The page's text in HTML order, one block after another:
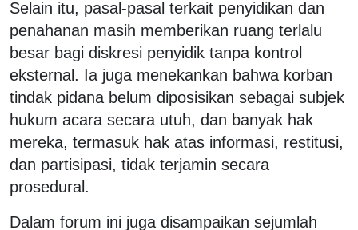
Selain itu, pasal-pasal terkait penyidikan dan
penahanan masih memberikan ruang terlalu
besar bagi diskresi penyidik tanpa kontrol
eksternal. Ia juga menekankan bahwa korban
tindak pidana belum diposisikan sebagai subjek
hukum acara secara utuh, dan banyak hak
mereka, termasuk hak atas informasi, restitusi,
dan partisipasi, tidak terjamin secara
prosedural.
Dalam forum ini juga disampaikan sejumlah